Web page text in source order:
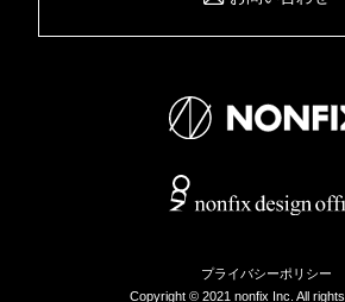
プライバシーポリシー
Copyright © 2021 nonfix Inc. All